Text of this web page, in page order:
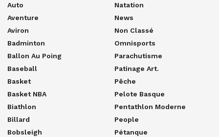
Auto
Aventure
Aviron
Badminton
Ballon Au Poing
Baseball
Basket
Basket NBA
Biathlon
Billard
Bobsleigh
Natation
News
Non Classé
Omnisports
Parachutisme
Patinage Art.
Pêche
Pelote Basque
Pentathlon Moderne
People
Pétanque